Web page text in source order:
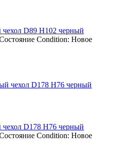
D89 H102 черный
Condition: Новое
D178 H76 черный
Condition: Новое